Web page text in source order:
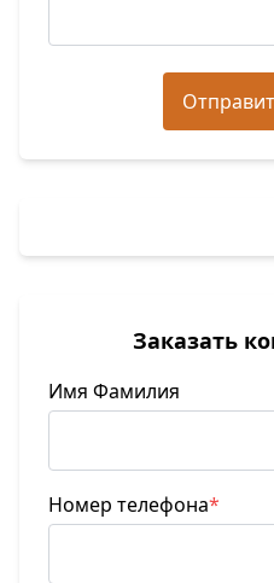
Заказать
Имя Фамилия
Номер телефона*